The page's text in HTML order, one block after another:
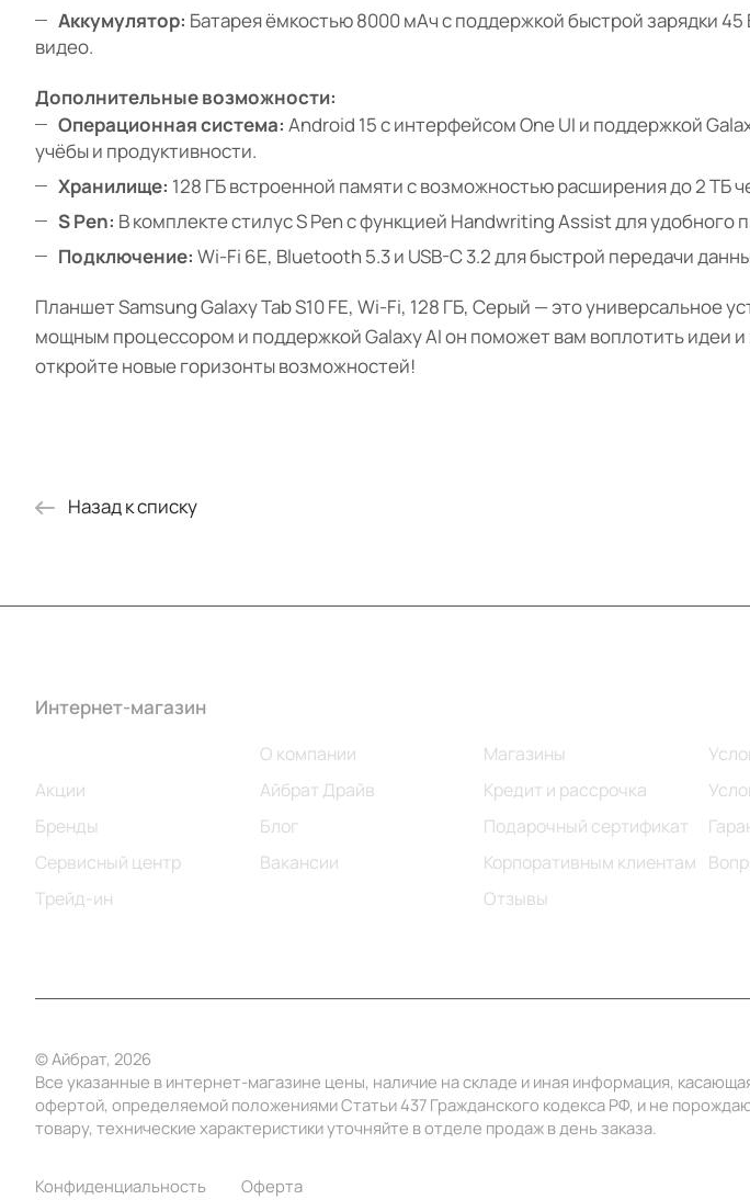
Аккумулятор: Батарея ёмкостью 8000 мАч с поддержкой быстрой зарядки
видео.
Дополнительные возможности:
Операционная система: Android 15 с интерфейсом One UI и поддержкой
учёбы и продуктивности.
Хранилище: 128 ГБ встроенной памяти с возможностью расширения до 2 ТБ
S Pen: В комплекте стилус S Pen с функцией Handwriting Assist для
Подключение: Wi-Fi 6E, Bluetooth 5.3 и USB-C 3.2 для быстрой передачи
Планшет Samsung Galaxy Tab S10 FE, Wi-Fi, 128 ГБ, Серый — это универсальное
мощным процессором и поддержкой Galaxy AI он поможет вам воплотить идеи и
откройте новые горизонты возможностей!
Назад к списку
Интернет-магазин
Акции
Бренды
Сервисный центр
Трейд-ин
О компании
Айбрат Драйв
Блог
Вакансии
Магазины
Кредит и рассрочка
Подарочный сертификат
Корпоративным клиентам
Отзывы
© Айбрат, 2026
Все указанные в интернет-магазине цены, наличие на складе и иная информация,
офертой, определяемой положениями Статьи 437 Гражданского кодекса РФ, и не
товару, технические характеристики уточняйте в отделе продаж в день заказа.
Конфиденциальность Оферта